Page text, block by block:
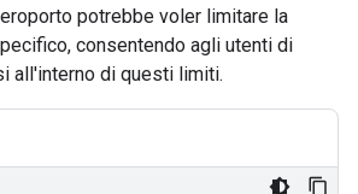
potrebbe voler limitare la
consentendo agli utenti di
all'interno di questi limiti.